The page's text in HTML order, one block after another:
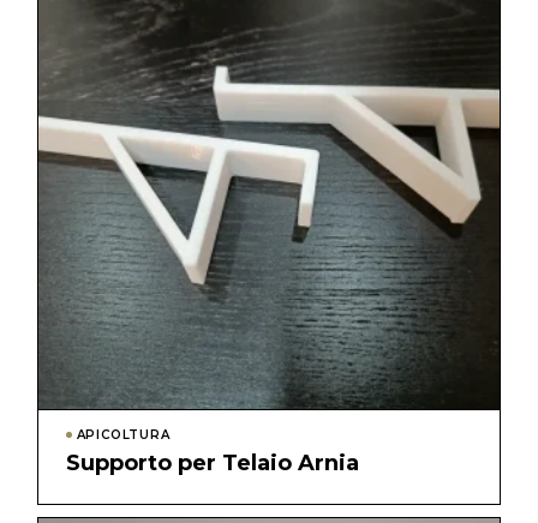
APICOLTURA
Supporto per Telaio Arnia